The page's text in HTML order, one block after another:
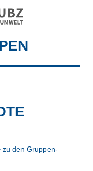
zu den Gruppen-